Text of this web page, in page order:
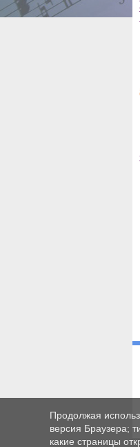
Продолжая
версия Браузера;
какие страницы